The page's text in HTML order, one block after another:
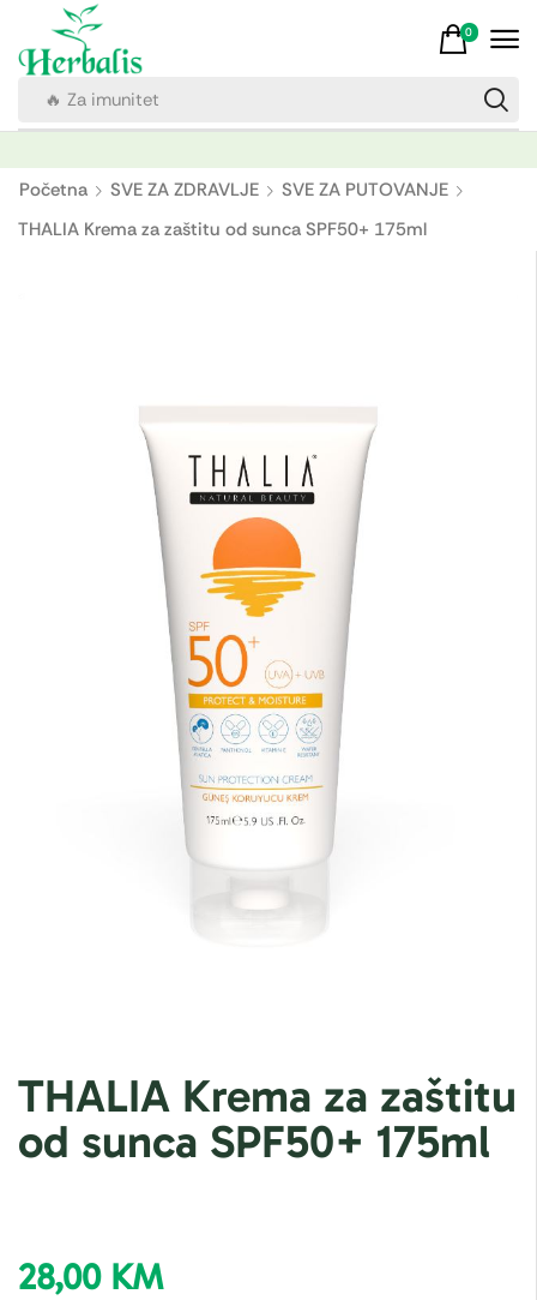
🔥 Za imunitet
0
Početna SVE ZA ZDRAVLJE
SVE ZA PUTOVANJE
THALIA Krema za zaštitu od sunca SPF50+ 175ml
THALIA Krema za zaštitu
od sunca SPF50+ 175ml
28,00 KM